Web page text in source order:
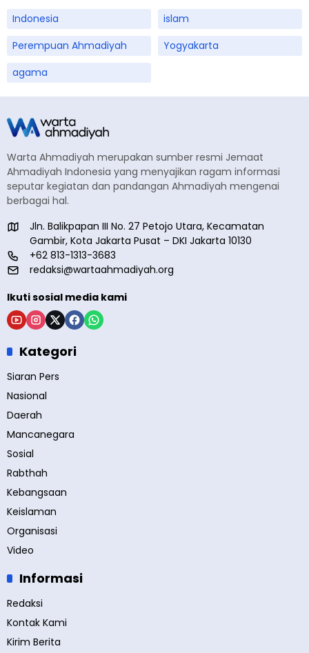
Indonesia
islam
Perempuan Ahmadiyah
Yogyakarta
agama
Warta Ahmadiyah merupakan sumber resmi Jemaat
Ahmadiyah Indonesia yang menyajikan ragam informasi
seputar kegiatan dan pandangan Ahmadiyah mengenai
berbagai hal.
Jln. Balikpapan III No. 27 Petojo Utara, Kecamatan
Gambir, Kota Jakarta Pusat – DKI Jakarta 10130
+62 813-1313-3683
redaksi@wartaahmadiyah.org
Ikuti sosial media kami
Kategori
Siaran Pers
Nasional
Daerah
Mancanegara
Sosial
Rabthah
Kebangsaan
Keislaman
Organisasi
Video
Informasi
Redaksi
Kontak Kami
Kirim Berita